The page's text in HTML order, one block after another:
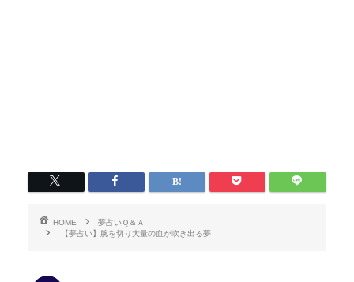
HOME
夢占いＱ＆Ａ
【夢占い】腕を切り大量の血が吹き出る夢